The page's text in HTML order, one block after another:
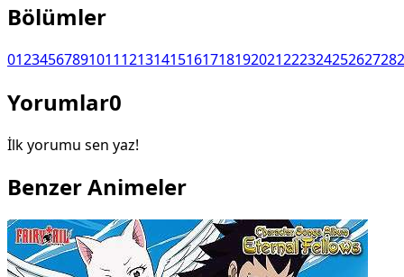
Bölümler
012345678910111213141516171819202122232425262728
Yorumlar0
İlk yorumu sen yaz!
Benzer Animeler